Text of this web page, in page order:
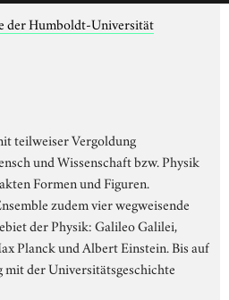
der Humboldt-Universität
teilweiser Vergoldung
und Wissenschaft bzw. Physik
Formen und Figuren.
zudem vier wegweisende
der Physik: Galileo Galilei,
Planck und Albert Einstein. Bis auf
mit der Universitätsgeschichte